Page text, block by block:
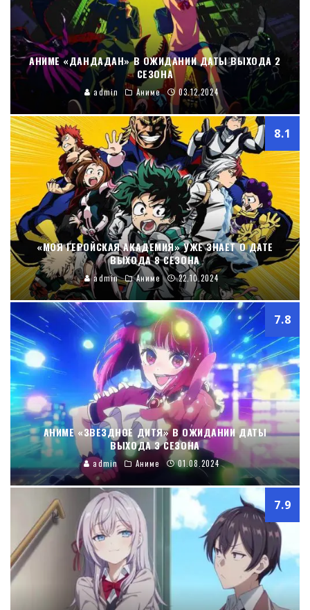
АНИМЕ «ДАНДАДАН» В ОЖИДАНИИ ДАТЫ ВЫХОДА 2
СЕЗОНА
admin Аниме 03.12.2024
8.1
«МОЯ ГЕРОЙСКАЯ АКАДЕМИЯ» УЖЕ ЗНАЕТ О ДАТЕ
ВЫХОДА 8 СЕЗОНА
admin Аниме 22.10.2024
7.8
АНИМЕ «ЗВЕЗДНОЕ ДИТЯ» В ОЖИДАНИИ ДАТЫ
ВЫХОДА 3 СЕЗОНА
admin Аниме 01.08.2024
7.9